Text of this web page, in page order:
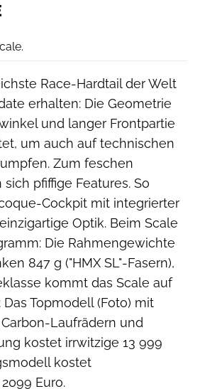
Race-Hardtail der Welt
erhalten: Die Geometrie
und langer Frontpartie
um auch auf technischen
Zum feschen
pfiffige Features. So
Cockpit mit integrierter
Optik. Beim Scale
Die Rahmengewichte
847 g ("HMX SL"-Fasern),
kommt das Scale auf
Das Topmodell (Foto) mit
Laufrädern und
kostet irrwitzige 13 999
kostet
Euro.